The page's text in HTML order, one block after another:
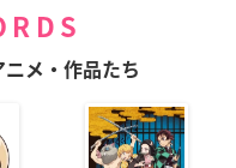
メ・作品たち